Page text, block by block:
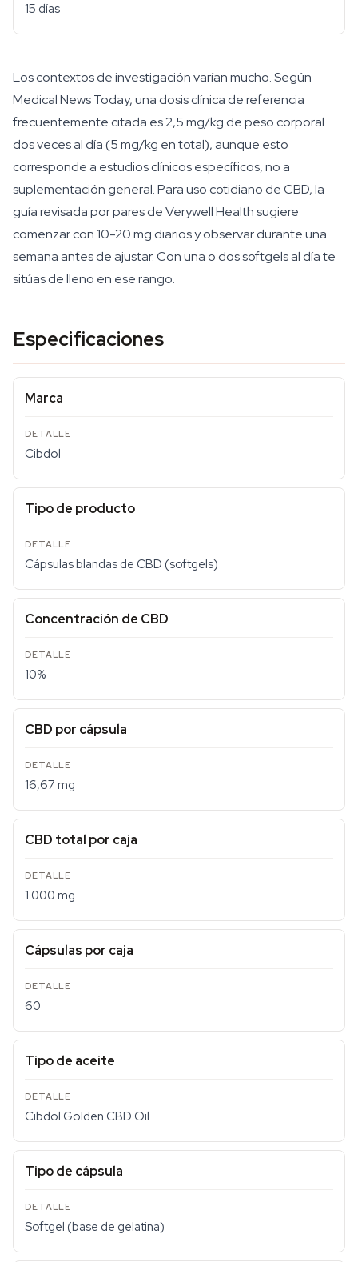
15 días
Los contextos de investigación varían mucho. Según
Medical News Today, una dosis clínica de referencia
frecuentemente citada es 2,5 mg/kg de peso corporal
dos veces al día (5 mg/kg en total), aunque esto
corresponde a estudios clínicos específicos, no a
suplementación general. Para uso cotidiano de CBD, la
guía revisada por pares de Verywell Health sugiere
comenzar con 10-20 mg diarios y observar durante una
semana antes de ajustar. Con una o dos softgels al día te
sitúas de lleno en ese rango.
Especificaciones
Marca
Cibdol
Tipo de producto
Cápsulas blandas de CBD (softgels)
Concentración de CBD
10%
CBD por cápsula
16,67 mg
CBD total por caja
1.000 mg
Cápsulas por caja
60
Tipo de aceite
Cibdol Golden CBD Oil
Tipo de cápsula
Softgel (base de gelatina)